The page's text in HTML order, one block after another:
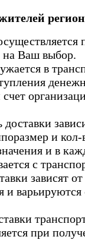
Ваш выбор.
в
и кол-
и в
с
зависят
и
при